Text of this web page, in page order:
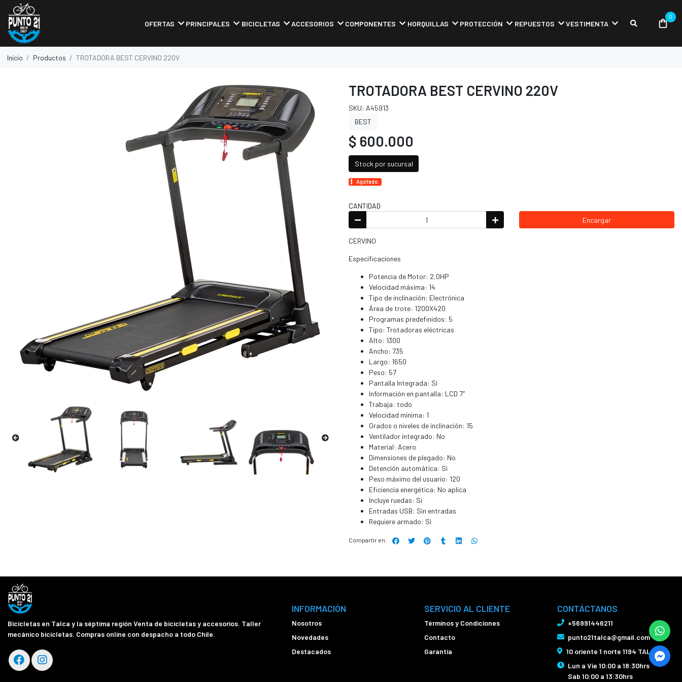
OFERTAS PRINCIPALES BICICLETAS ACCESORIOS COMPONENTES HORQUILLAS PROTECCIÓN REPUESTOS VESTIMENTA
0
Inicio Productos TROTADORA BEST CERVINO 220V
TROTADORA BEST CERVINO 220V
SKU: A45913
BEST
$ 600.000
Stock por sucursal
Agotado.
CANTIDAD
Encargar
CERVINO
Especificaciones
Potencia de Motor: 2,0HP
Velocidad máxima: 14
Tipo de inclinación: Electrónica
Área de trote: 1200X420
Programas predefinidos: 5
Tipo: Trotadoras eléctricas
Alto: 1300
Ancho: 735
Largo: 1650
Peso: 57
Pantalla Integrada: Sí
Información en pantalla: LCD 7″
Trabaja: todo
Velocidad mínima: 1
Grados o niveles de inclinación: 15
Ventilador integrado: No
Material: Acero
Dimensiones de plegado: No
Detención automática: Si
Peso máximo del usuario: 120
Eficiencia energética: No aplica
Incluye ruedas: Si
Entradas USB: Sin entradas
Requiere armado: Si
Compartir en:
Bicicletas en Talca y la séptima región Venta de bicicletas y accesorios. Taller
mecánico bicicletas. Compras online con despacho a todo Chile.
INFORMACIÓN
Nosotros
Novedades
Destacados
SERVICIO AL CLIENTE
Términos y Condiciones
Contacto
Garantía
CONTÁCTANOS
+56991446211
punto21talca@gmail.com
10 oriente 1 norte 1194 TALCA
Lun a Vie 10:00 a 18:30hrs
Sab 10:00 a 13:30hrs